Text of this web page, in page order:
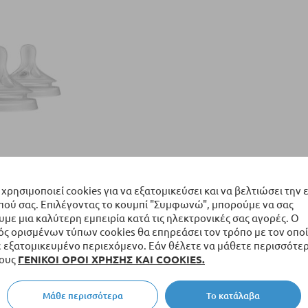
cookies για να εξατομικεύσει και να βελτιώσει την
σας. Επιλέγοντας το κουμπί "Συμφωνώ", μπορούμε να σας
μια καλύτερη εμπειρία κατά τις ηλεκτρονικές σας αγορές. Ο
ορισμένων τύπων cookies θα επηρεάσει τον τρόπο με τον
περιεχόμενο. Εάν θέλετε να μάθετε
ΓΕΝΙΚΟΙ ΟΡΟΙ ΧΡΗΣΗΣ ΚΑΙ COOKIES.
Το κατάλαβα
Μάθε περισσότερα
Μέγεθος 3-